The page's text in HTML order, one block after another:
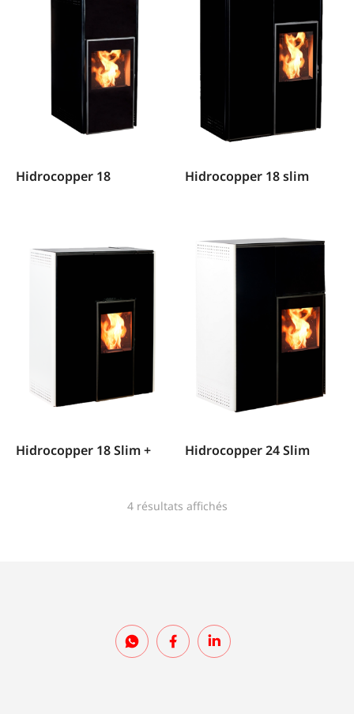
Hidrocopper 18 Hidrocopper 18 slim
Hidrocopper 18 Slim + Hidrocopper 24 Slim
4 résultats affichés